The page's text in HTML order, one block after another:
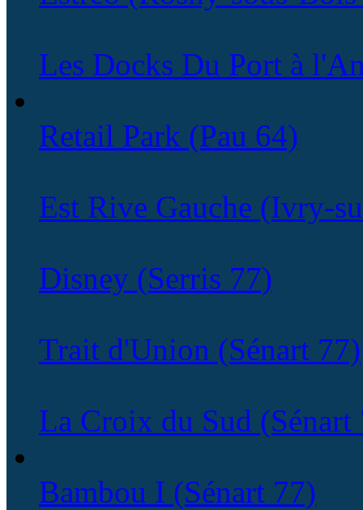
Les Docks Du Port à
Retail Park (Pau 64)
Est Rive Gauche (Ivry-
Disney (Serris 77)
Trait d'Union (Sénart 77)
La Croix du Sud (Sénart
Bambou I (Sénart 77)